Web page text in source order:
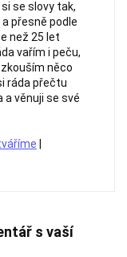
se slovy tak,
přesně podle
než 25 let
vařím i peču,
něco
ráda přečtu
a věnuji se své
s vaší